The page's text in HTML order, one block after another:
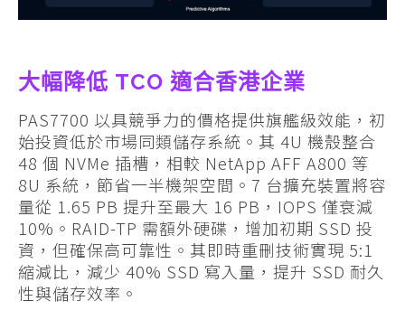
大幅降低 TCO 適合香港企業
PAS7700 以具競爭力的價格提供旗艦級效能，初
始投資低於市場同類儲存系統。其 4U 機殼整合
48 個 NVMe 插槽，相較 NetApp AFF A800 等
8U 系統，節省一半機架空間。7 台擴充裝置將容
量從 1.65 PB 提升至最大 16 PB，IOPS 僅衰減
10%。RAID-TP 需額外硬碟，增加初期 SSD 投
資，但確保高可靠性。其即時重刪技術實現 5:1
縮減比，減少 40% SSD 寫入量，提升 SSD 耐久
性與儲存效率。